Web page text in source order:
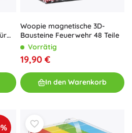
Woopie magnetische 3D-
Bausteine Feuerwehr 48 Teile
Vorrätig
19,90 €
In den Warenkorb